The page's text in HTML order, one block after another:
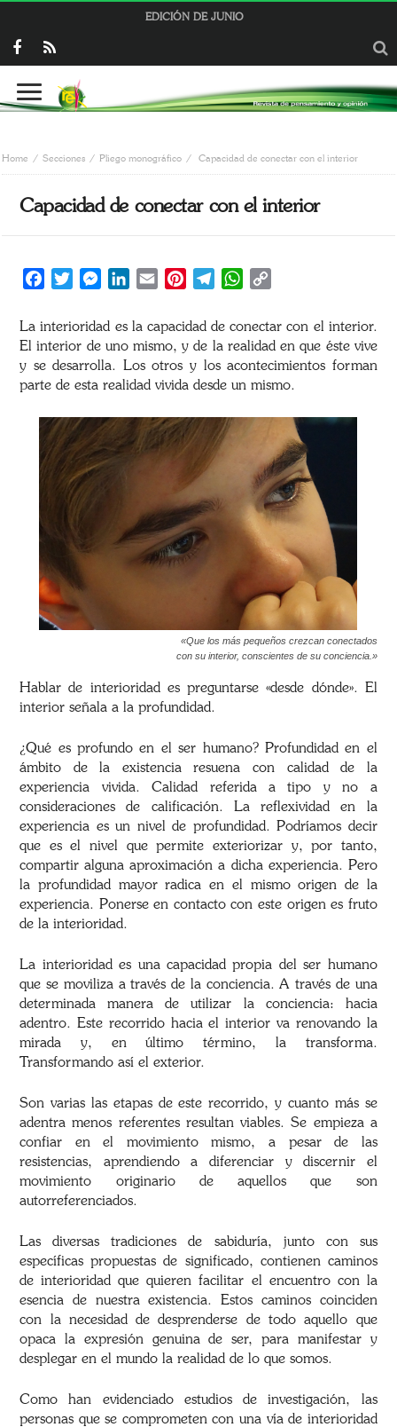
EDICIÓN DE JUNIO
Home Secciones Pliego monográfico Capacidad de conectar con el interior
Capacidad de conectar con el interior
FacebookTwitterMessengerLinkedIn
Email PinterestTelegramWhatsApp
La interioridad es la capacidad de conectar con el interior.
El interior de uno mismo, y de la realidad en que éste vive
y se desarrolla. Los otros y los acontecimientos forman
parte de esta realidad vivida desde un mismo.
«Que los más pequeños crezcan conectados
con su interior, conscientes de su conciencia.»
Hablar de interioridad es preguntarse «desde dónde». El
interior señala a la profundidad.
¿Qué es profundo en el ser humano? Profundidad en el
ámbito de la existencia resuena con calidad de la
experiencia vivida. Calidad referida a tipo y no a
consideraciones de calificación. La reflexividad en la
experiencia es un nivel de profundidad. Podríamos decir
que es el nivel que permite exteriorizar y, por tanto,
compartir alguna aproximación a dicha experiencia. Pero
la profundidad mayor radica en el mismo origen de la
experiencia. Ponerse en contacto con este origen es fruto
de la interioridad.
La interioridad es una capacidad propia del ser humano
que se moviliza a través de la conciencia. A través de una
determinada manera de utilizar la conciencia: hacia
adentro. Este recorrido hacia el interior va renovando la
mirada y, en último término, la transforma.
Transformando así el exterior.
Son varias las etapas de este recorrido, y cuanto más se
adentra menos referentes resultan viables. Se empieza a
confiar en el movimiento mismo, a pesar de las
resistencias, aprendiendo a diferenciar y discernir el
movimiento originario de aquellos que son
autorreferenciados.
Las diversas tradiciones de sabiduría, junto con sus
específicas propuestas de significado, contienen caminos
de interioridad que quieren facilitar el encuentro con la
esencia de nuestra existencia. Estos caminos coinciden
con la necesidad de desprenderse de todo aquello que
opaca la expresión genuina de ser, para manifestar y
desplegar en el mundo la realidad de lo que somos.
Como han evidenciado estudios de investigación, las
personas que se comprometen con una vía de interioridad